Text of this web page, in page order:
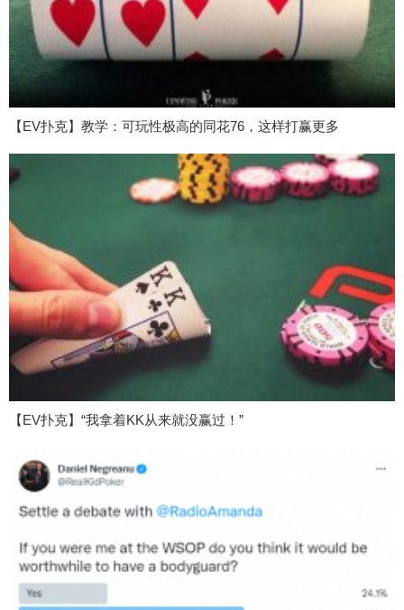
【EV扑克】教学：可玩性极高的同花76，这样打赢更多
【EV扑克】“我拿着KK从来就没赢过！”